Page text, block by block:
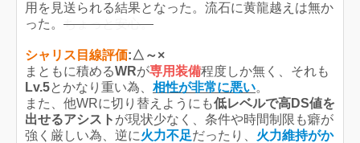
用を見送られる結果となった。流石に黄龍越えは無か
った。 ちょっと安心。
シャリス目線評価:△～×
まともに積めるWRが専用装備程度しか無く、それも
Lv.5とかなり重い為、 相性が非常に悪い。
また、他WRに切り替えようにも低レベルで高DS値を
出せるアシスト が現状少なく、条件や時間制限も癖が
強く厳しい為、逆に火力不足だったり、 火力維持がか